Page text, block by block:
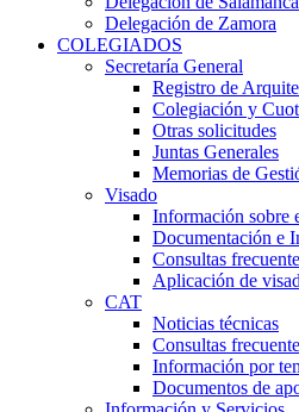
Delegación de Zamora
COLEGIADOS
Secretaría General
Registro de
Colegiación y
Otras solicitudes
Juntas Generales
Memorias de
Visado
Información sobre
Documentación e
Consultas
Aplicación de
CAT
Noticias técnicas
Consultas
Información por
Documentos de